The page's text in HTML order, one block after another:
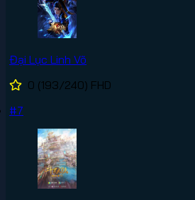
Đại Lục Linh Võ
0 (193/240) FHD
#7